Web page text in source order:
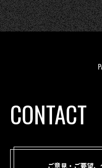
CONTACT
ご意見・ご要望